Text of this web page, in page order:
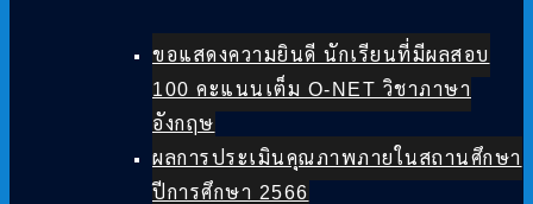
ขอแสดงความยินดี นักเรียนที่มีผลสอบ
100 คะแนนเต็ม O-NET วิชาภาษา
อังกฤษ
ผลการประเมินคุณภาพภายในสถานศึกษา
ปีการศึกษา 2566